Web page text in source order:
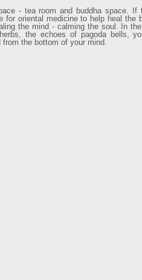
- tea room and buddha space. If
for oriental medicine to help heal the
the mind - calming the soul. In
the echoes of pagoda bells,
from the bottom of your mind.